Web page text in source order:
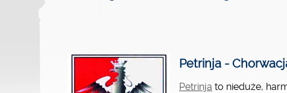
Petrinja -
Petrinja to nieduże,